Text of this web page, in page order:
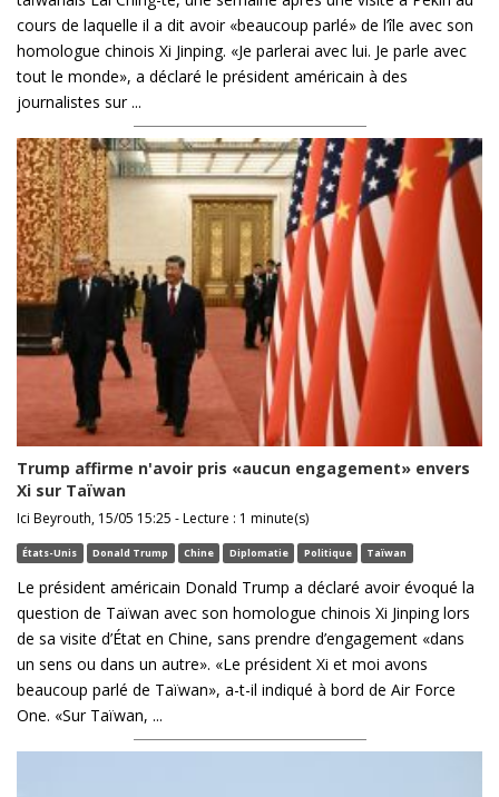
cours de laquelle il a dit avoir «beaucoup parlé» de l’île avec son
homologue chinois Xi Jinping. «Je parlerai avec lui. Je parle avec
tout le monde», a déclaré le président américain à des
journalistes sur ...
Trump affirme n'avoir pris «aucun engagement» envers
Xi sur Taïwan
Ici Beyrouth, 15/05 15:25 - Lecture : 1 minute(s)
États-Unis Donald Trump Chine Diplomatie Politique Taïwan
Le président américain Donald Trump a déclaré avoir évoqué la
question de Taïwan avec son homologue chinois Xi Jinping lors
de sa visite d’État en Chine, sans prendre d’engagement «dans
un sens ou dans un autre». «Le président Xi et moi avons
beaucoup parlé de Taïwan», a-t-il indiqué à bord de Air Force
One. «Sur Taïwan, ...